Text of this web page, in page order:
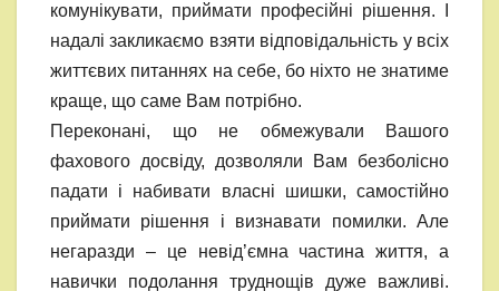
комунікувати, приймати професійні рішення. І
надалі закликаємо взяти відповідальність у всіх
життєвих питаннях на себе, бо ніхто не знатиме
краще, що саме Вам потрібно.
Переконані, що не обмежували Вашого
фахового досвіду, дозволяли Вам безболісно
падати і набивати власні шишки, самостійно
приймати рішення і визнавати помилки. Але
негаразди – це невід’ємна частина життя, а
навички подолання труднощів дуже важливі.